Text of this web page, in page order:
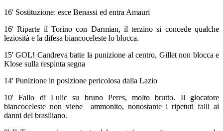
16' Sostituzione: esce Benassi ed entra Amauri
16' Riparte il Torino con Darmian, il terzino si concede qualche
leziosità e la difesa biancoceleste lo blocca.
15' GOL! Candreva batte la punizione al centro, Gillet non blocca e
Klose sulla respinta segna
14' Punizione in posizione pericolosa dalla Lazio
10' Fallo di Lulic su bruno Peres, molto brutto. Il giocatore
biancoceleste non viene ammonito, nonostante i ripetuti falli ai
danni del brasiliano.